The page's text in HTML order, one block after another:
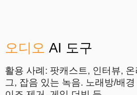
오디오 AI 도구
활용 사례: 팟캐스트, 인터뷰,
그, 잡음 있는 녹음. 노래방/배